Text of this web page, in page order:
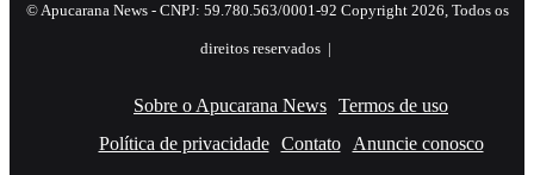
© Apucarana News - CNPJ: 59.780.563/0001-92 Copyright 2026, Todos os
direitos reservados |
Sobre o Apucarana News Termos de uso
Política de privacidade
Contato Anuncie conosco